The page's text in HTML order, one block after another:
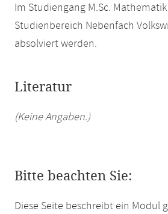
Im Studiengang M.Sc.
Studienbereich Nebenfach
absolviert werden.
Literatur
(Keine Angaben.)
Bitte beachten Sie:
Diese Seite beschreibt ein Modul